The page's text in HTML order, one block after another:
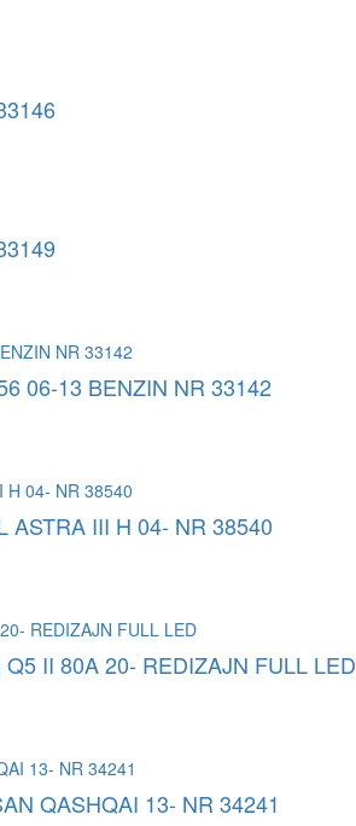
06-13 BENZIN NR 33142
ASTRA III H 04- NR 38540
II 80A 20- REDIZAJN FULL LED
QASHQAI 13- NR 34241